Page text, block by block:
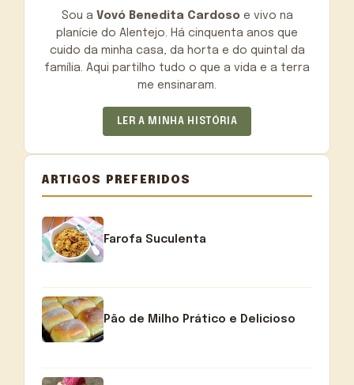
Sou a Vovó Benedita Cardosoe vivo na
planície do Alentejo. Há cinquenta anos que
cuido da minha casa, da horta e do quintal da
família. Aqui partilho tudo o que a vida e a terra
me ensinaram.
LER A MINHA HISTÓRIA
ARTIGOS PREFERIDOS
Farofa Suculenta
Pão de Milho Prático e Delicioso